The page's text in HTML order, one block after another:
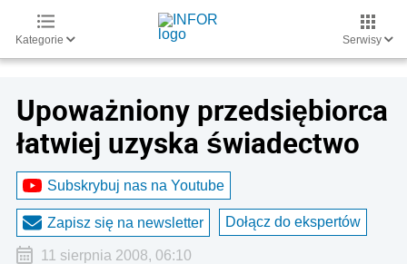
Kategorie Serwisy
Upoważniony przedsiębiorca
łatwiej uzyska świadectwo
Subskrybuj nas na Youtube
Zapisz się na newsletter Dołącz do ekspertów
11 sierpnia 2008, 06:10